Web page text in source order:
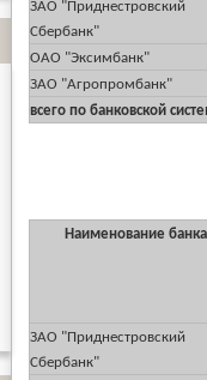
ЗАО "Приднестровский
Сбербанк"
ОАО "Эксимбанк"
ЗАО "Агропромбанк"
всего по банковской
Наименование
ЗАО "Приднестровский
Сбербанк"